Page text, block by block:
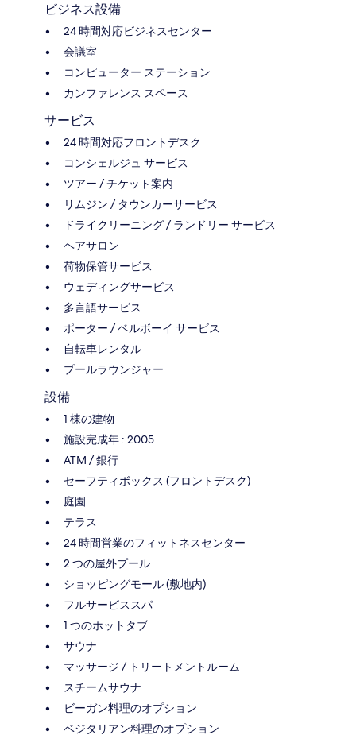
ビジネス設備
24 時間対応ビジネスセンター
会議室
コンピューター ステーション
カンファレンス スペース
サービス
24 時間対応フロントデスク
コンシェルジュ サービス
ツアー / チケット案内
リムジン / タウンカーサービス
ドライクリーニング / ランドリー サービス
ヘアサロン
荷物保管サービス
ウェディングサービス
多言語サービス
ポーター / ベルボーイ サービス
自転車レンタル
プールラウンジャー
設備
1 棟の建物
施設完成年 : 2005
ATM / 銀行
セーフティボックス (フロントデスク)
庭園
テラス
24 時間営業のフィットネスセンター
2 つの屋外プール
ショッピングモール (敷地内)
フルサービススパ
1 つのホットタブ
サウナ
マッサージ / トリートメントルーム
スチームサウナ
ビーガン料理のオプション
ベジタリアン料理のオプション